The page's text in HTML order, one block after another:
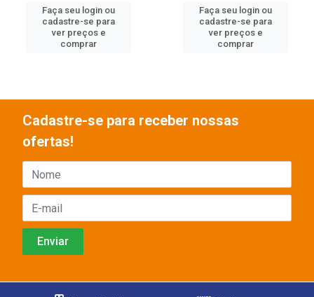
Faça seu login ou
cadastre-se para
ver preços e
comprar
Faça seu login ou
cadastre-se para
ver preços e
comprar
Cadastre-se para receber nossas
ofertas!